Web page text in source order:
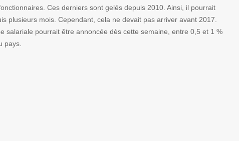
Ces derniers sont gelés depuis 2010. Ainsi, il pourrait
plusieurs mois. Cependant, cela ne devait pas arriver avant 2017.
salariale pourrait être annoncée dès cette semaine, entre 0,5 et 1 %
pays.